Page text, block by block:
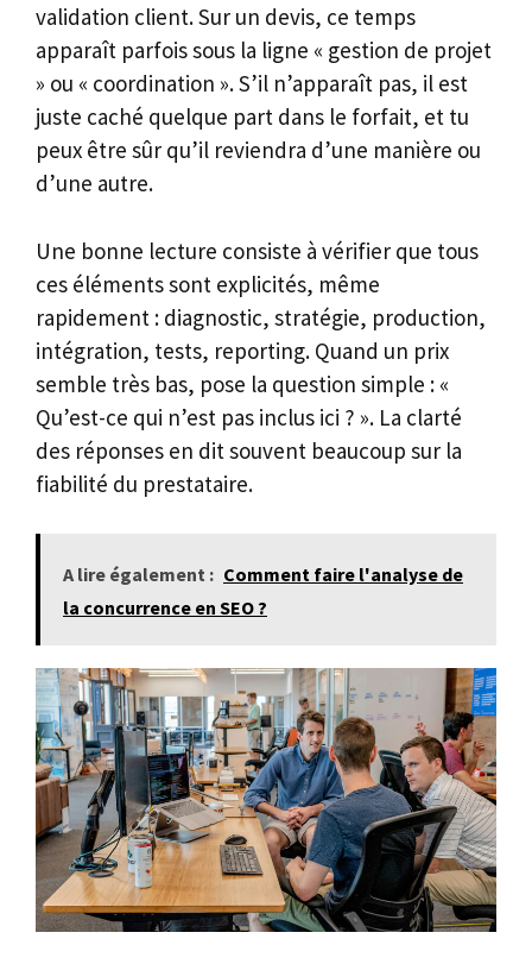
validation client. Sur un devis, ce temps
apparaît parfois sous la ligne « gestion de projet
» ou « coordination ». S’il n’apparaît pas, il est
juste caché quelque part dans le forfait, et tu
peux être sûr qu’il reviendra d’une manière ou
d’une autre.
Une bonne lecture consiste à vérifier que tous
ces éléments sont explicités, même
rapidement : diagnostic, stratégie, production,
intégration, tests, reporting. Quand un prix
semble très bas, pose la question simple : «
Qu’est-ce qui n’est pas inclus ici ? ». La clarté
des réponses en dit souvent beaucoup sur la
fiabilité du prestataire.
A lire également : Comment faire l'analyse de
la concurrence en SEO ?